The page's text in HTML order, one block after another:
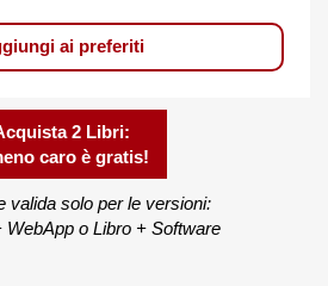
ai preferiti
2 Libri:
caro è gratis!
valida solo per le versioni:
WebApp o Libro + Software